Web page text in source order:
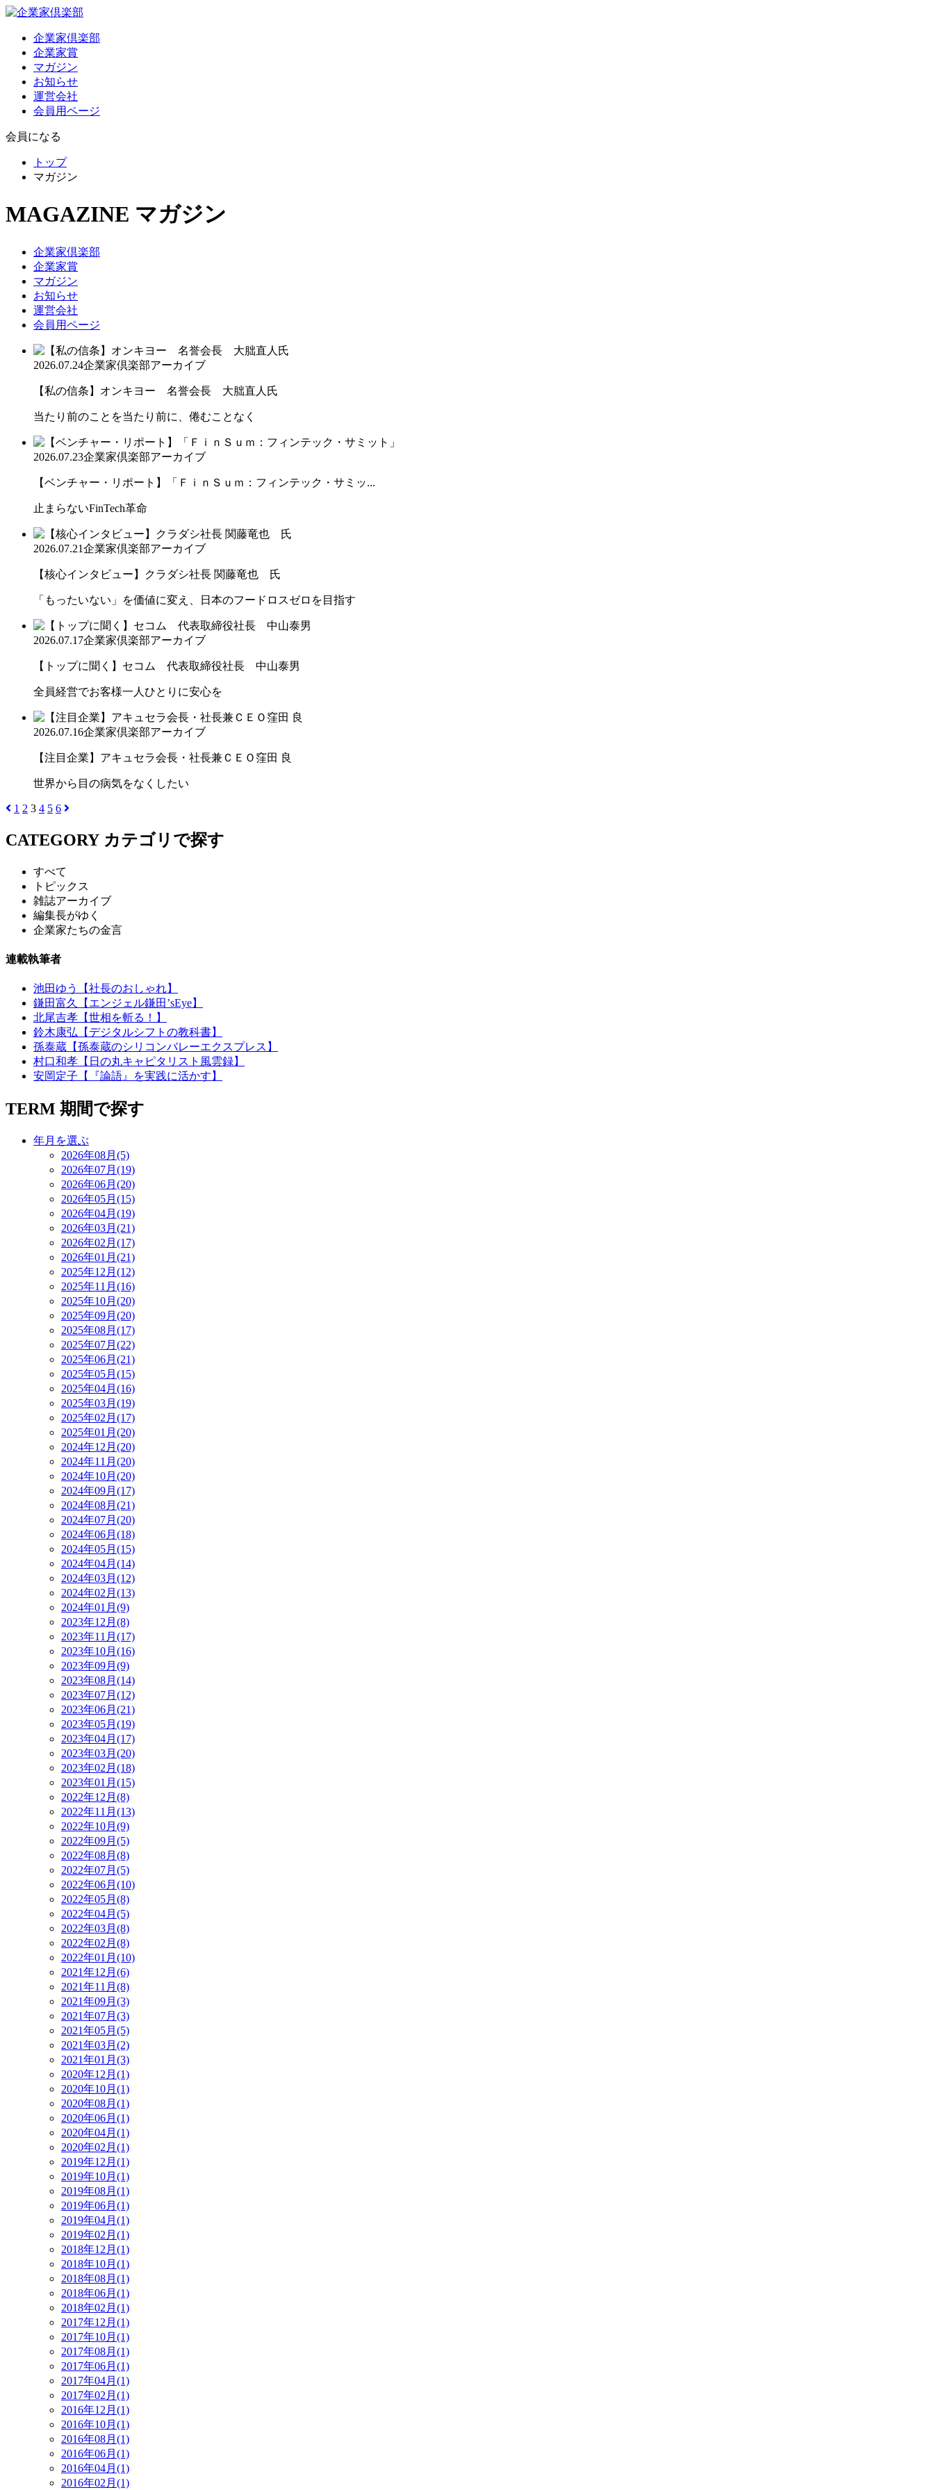
企業家倶楽部
企業家賞
マガジン
お知らせ
運営会社
会員用ページ
会員になる
トップ
マガジン
MAGAZINE マガジン
企業家倶楽部
企業家賞
マガジン
お知らせ
運営会社
会員用ページ
2026.07.24企業家倶楽部アーカイブ
【私の信条】オンキヨー 名誉会長 大朏直人氏
当たり前のことを当たり前に、倦むことなく
2026.07.23企業家倶楽部アーカイブ
【ベンチャー・リポート】「ＦｉｎＳｕｍ：フィンテック・サミッ...
止まらないFinTech革命
2026.07.21企業家倶楽部アーカイブ
【核心インタビュー】クラダシ社長 関藤竜也 氏
「もったいない」を価値に変え、日本のフードロスゼロを目指す
2026.07.17企業家倶楽部アーカイブ
【トップに聞く】セコム 代表取締役社長 中山泰男
全員経営でお客様一人ひとりに安心を
2026.07.16企業家倶楽部アーカイブ
【注目企業】アキュセラ会長・社長兼ＣＥＯ窪田 良
世界から目の病気をなくしたい
1 2 3 4 5 6
CATEGORY カテゴリで探す
すべて
トピックス
雑誌アーカイブ
編集長がゆく
企業家たちの金言
連載執筆者
池田ゆう【社長のおしゃれ】
鎌田富久【エンジェル鎌田’sEye】
北尾吉孝【世相を斬る！】
鈴木康弘【デジタルシフトの教科書】
孫泰蔵【孫泰蔵のシリコンバレーエクスプレス】
村口和孝【日の丸キャピタリスト風雲録】
安岡定子【『論語』を実践に活かす】
TERM 期間で探す
年月を選ぶ
2026年08月(5)
2026年07月(19)
2026年06月(20)
2026年05月(15)
2026年04月(19)
2026年03月(21)
2026年02月(17)
2026年01月(21)
2025年12月(12)
2025年11月(16)
2025年10月(20)
2025年09月(20)
2025年08月(17)
2025年07月(22)
2025年06月(21)
2025年05月(15)
2025年04月(16)
2025年03月(19)
2025年02月(17)
2025年01月(20)
2024年12月(20)
2024年11月(20)
2024年10月(20)
2024年09月(17)
2024年08月(21)
2024年07月(20)
2024年06月(18)
2024年05月(15)
2024年04月(14)
2024年03月(12)
2024年02月(13)
2024年01月(9)
2023年12月(8)
2023年11月(17)
2023年10月(16)
2023年09月(9)
2023年08月(14)
2023年07月(12)
2023年06月(21)
2023年05月(19)
2023年04月(17)
2023年03月(20)
2023年02月(18)
2023年01月(15)
2022年12月(8)
2022年11月(13)
2022年10月(9)
2022年09月(5)
2022年08月(8)
2022年07月(5)
2022年06月(10)
2022年05月(8)
2022年04月(5)
2022年03月(8)
2022年02月(8)
2022年01月(10)
2021年12月(6)
2021年11月(8)
2021年09月(3)
2021年07月(3)
2021年05月(5)
2021年03月(2)
2021年01月(3)
2020年12月(1)
2020年10月(1)
2020年08月(1)
2020年06月(1)
2020年04月(1)
2020年02月(1)
2019年12月(1)
2019年10月(1)
2019年08月(1)
2019年06月(1)
2019年04月(1)
2019年02月(1)
2018年12月(1)
2018年10月(1)
2018年08月(1)
2018年06月(1)
2018年02月(1)
2017年12月(1)
2017年10月(1)
2017年08月(1)
2017年06月(1)
2017年04月(1)
2017年02月(1)
2016年12月(1)
2016年10月(1)
2016年08月(1)
2016年06月(1)
2016年04月(1)
2016年02月(1)